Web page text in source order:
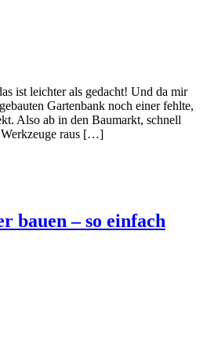
ist leichter als gedacht! Und da mir
Gartenbank noch einer fehlte,
Also ab in den Baumarkt, schnell
raus […]
bauen – so einfach